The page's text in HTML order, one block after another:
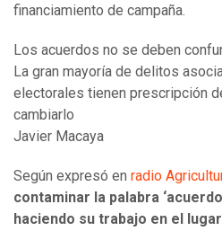
financiamiento de campaña.
Los acuerdos no se deben
La gran mayoría de delitos
electorales tienen prescripción
cambiarlo
Javier Macaya
Según expresó en radio
contaminar la palabra
haciendo su trabajo en el